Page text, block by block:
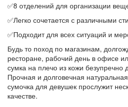
✅8 отделений для организации
✅Легко сочетается с различными
✅Подходит для всех ситуаций и
Будь то поход по магазинам,
ресторане, рабочий день в офисе
сумка на плечо из кожи безупречно
Прочная и долговечная
сумочка для девушек прослужит
качестве.